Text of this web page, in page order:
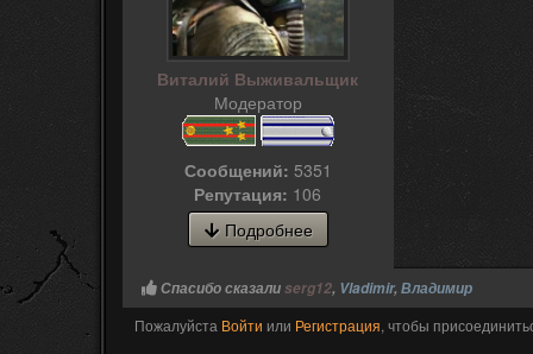
Виталий Выживальщик
Модератор
Сообщений: 5351
Репутация: 106
Подробнее
Спасибо сказалиserg12, Vladimir, Владимир
Пожалуйста Войти или Регистрация, чтобы